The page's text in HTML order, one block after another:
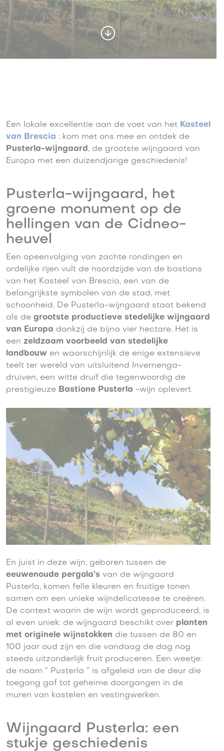
Een lokale excellentie aan de voet van het Kasteel
van Brescia : kom met ons mee en ontdek de
Pusterla-wijngaard, de grootste wijngaard van
Europa met een duizendjarige geschiedenis!
Pusterla-wijngaard, het
groene monument op de
hellingen van de Cidneo-
heuvel
Een opeenvolging van zachte rondingen en
ordelijke rijen vult de noordzijde van de bastions
van het Kasteel van Brescia, een van de
belangrijkste symbolen van de stad, met
schoonheid. De Pusterla-wijngaard staat bekend
als de grootste productieve stedelijke wijngaard
van Europa dankzij de bijna vier hectare. Het is
een zeldzaam voorbeeld van stedelijke
landbouw en waarschijnlijk de enige extensieve
teelt ter wereld van uitsluitend Invernenga-
druiven, een witte druif die tegenwoordig de
prestigieuze Bastione Pusterla -wijn oplevert.
En juist in deze wijn, geboren tussen de
eeuwenoude pergola’s van de wijngaard
Pusterla, komen felle kleuren en fruitige tonen
samen om een unieke wijndelicatesse te creëren.
De context waarin de wijn wordt geproduceerd, is
al even uniek: de wijngaard beschikt over planten
met originele wijnstokken die tussen de 80 en
100 jaar oud zijn en die vandaag de dag nog
steeds uitzonderlijk fruit produceren. Een weetje:
de naam “ Pusterla ” is afgeleid van de deur die
toegang gaf tot geheime doorgangen in de
muren van kastelen en vestingwerken.
Wijngaard Pusterla: een
stukje geschiedenis